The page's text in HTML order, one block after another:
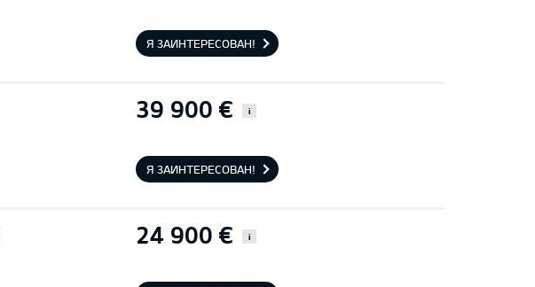
Я ЗАИНТЕРЕСОВАН!
39 900 € i
Я ЗАИНТЕРЕСОВАН!
24 900 € i